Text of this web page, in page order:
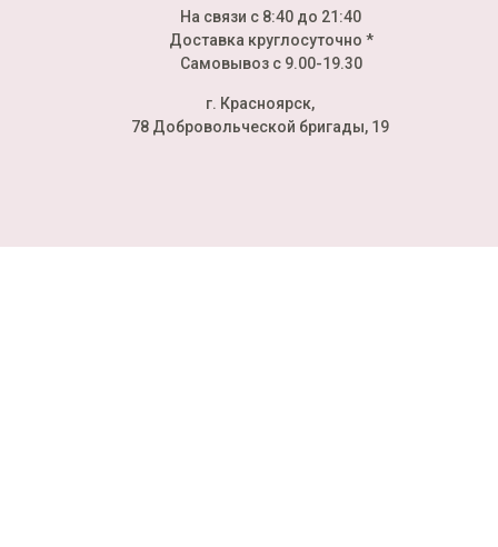
На связи с 8:40 до 21:40
Доставка круглосуточно *
Самовывоз с 9.00-19.30
г. Красноярск,
78 Добровольческой бригады, 19